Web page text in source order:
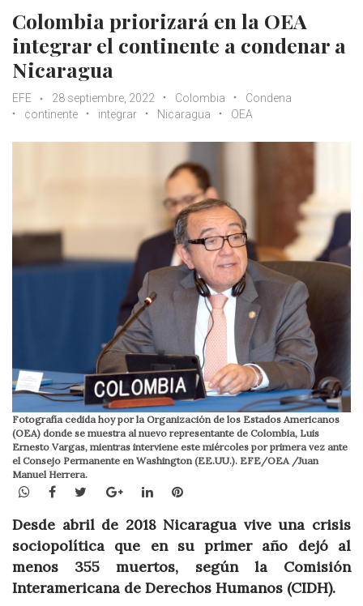
Colombia priorizará en la OEA
integrar el continente a condenar a
Nicaragua
EFE 28 septiembre, 2022 Colombia
Condena
continente
integrar Nicaragua OEA
Fotografía cedida hoy por la Organización de los Estados Americanos
(OEA) donde se muestra al nuevo representante de Colombia, Luis
Ernesto Vargas, mientras interviene este miércoles por primera vez ante
el Consejo Permanente en Washington (EE.UU.). EFE/OEA /Juan
Manuel Herrera.
WhatsApp
Facebook
TwitterGoogle+LinkedInPinterest
Desde abril de 2018 Nicaragua vive una crisis
sociopolítica que en su primer año dejó al
menos 355 muertos, según la Comisión
Interamericana de Derechos Humanos (CIDH).